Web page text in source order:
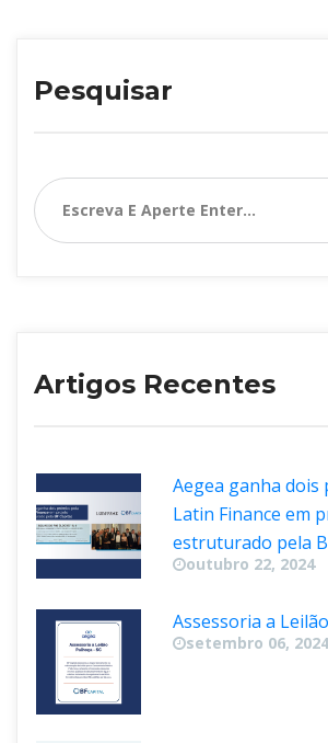
Pesquisar
Artigos Recente
Aegea ganha dois
Latin Finance em
estruturado pela
outubro 22, 2024
Assessoria a
etembro 06, 2024